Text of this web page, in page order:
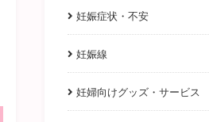
妊娠症状・不安
妊娠線
妊婦向けグッズ・サービス